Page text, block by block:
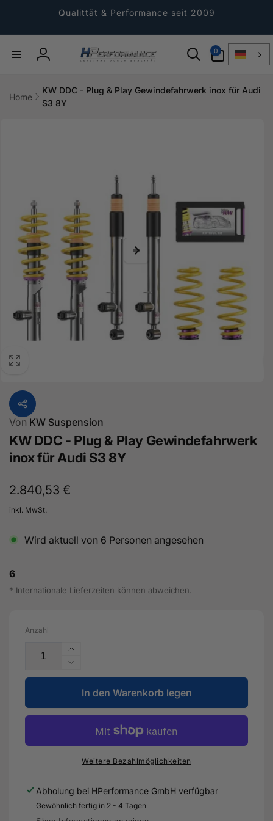
Qualittät & Performance seit 2009
Einloggen
0
Artikel
Home
KW DDC - Plug & Play Gewindefahrwerk inox für Audi
S3 8Y
Von KW Suspension
KW DDC - Plug & Play Gewindefahrwerk
inox für Audi S3 8Y
Normaler
Preis
2.840,53 €
inkl. MwSt.
Wird aktuell von 6 Personen angesehen
6
* Internationale Lieferzeiten können abweichen.
Anzahl
Erhöhe
die
Menge
für
KW
DDC
Plug
&amp;
inox
für
Verringere
die
Menge
für
KW
-
Plug
Gewindefahrwerk
inox
In den Warenkorb legen
Weitere Bezahlmöglichkeiten
Abholung bei HPerformance GmbH verfügbar
Gewöhnlich fertig in 2 - 4 Tagen